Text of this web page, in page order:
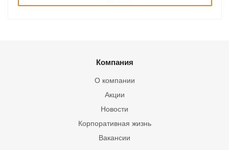
Компания
О компании
Акции
Новости
Корпоративная жизнь
Вакансии